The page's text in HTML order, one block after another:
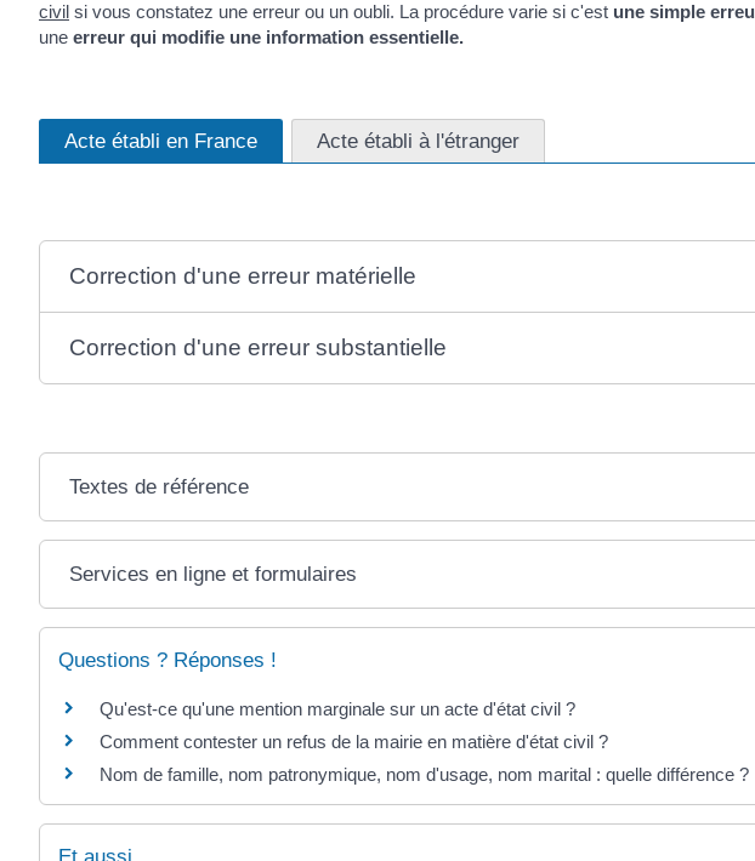
civil si vous constatez une erreur ou un oubli. La procédure varie si c'est une simple
une erreur qui modifie une information essentielle.
Acte établi en France Acte établi à l'étranger
Correction d'une erreur matérielle
Correction d'une erreur substantielle
Textes de référence
Services en ligne et formulaires
Questions ? Réponses !
Qu'est-ce qu'une mention marginale sur un acte d'état civil ?
Comment contester un refus de la mairie en matière d'état civil ?
Nom de famille, nom patronymique, nom d'usage, nom marital : quelle différence ?